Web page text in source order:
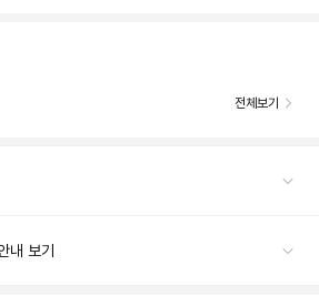
전체보기
내 보기